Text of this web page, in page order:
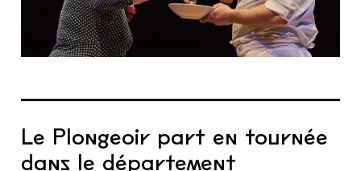
Le Plongeoir part en tournée
dans le département